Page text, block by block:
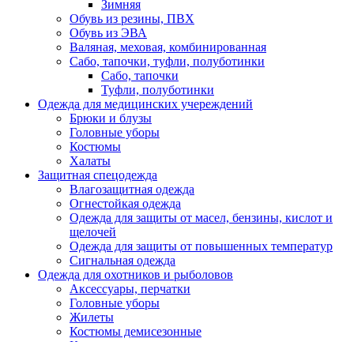
Зимняя
Обувь из резины, ПВХ
Обувь из ЭВА
Валяная, меховая, комбинированная
Сабо, тапочки, туфли, полуботинки
Сабо, тапочки
Туфли, полуботинки
Одежда для медицинских учереждений
Брюки и блузы
Головные уборы
Костюмы
Халаты
Защитная спецодежда
Влагозащитная одежда
Огнестойкая одежда
Одежда для защиты от масел, бензины, кислот и
щелочей
Одежда для защиты от повышенных температур
Сигнальная одежда
Одежда для охотников и рыболовов
Аксессуары, перчатки
Головные уборы
Жилеты
Костюмы демисезонные